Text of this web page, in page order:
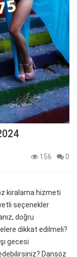
156
0
kiralama hizmeti
seçenekler
doğru
dikkat edilmeli?
gecesi
Dansöz